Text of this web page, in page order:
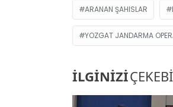
ARANAN ŞAHISLAR
YOZGAT JANDARMA
İLGİNİZİ